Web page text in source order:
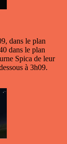
dans le plan
dans le plan
Spica de leur
à 3h09.